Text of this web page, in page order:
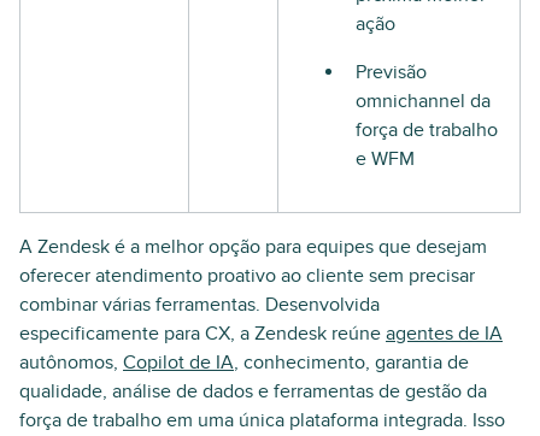
ação
Previsão
omnichannel da
força de trabalho
e WFM
A Zendesk é a melhor opção para equipes que desejam
oferecer atendimento proativo ao cliente sem precisar
combinar várias ferramentas. Desenvolvida
especificamente para CX, a Zendesk reúne agentes de IA
autônomos, Copilot de IA, conhecimento, garantia de
qualidade, análise de dados e ferramentas de gestão da
força de trabalho em uma única plataforma integrada. Isso